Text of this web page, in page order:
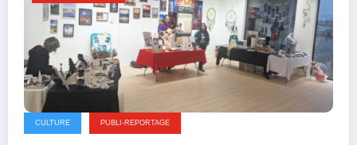
CULTURE PUBLI-REPORTAGE